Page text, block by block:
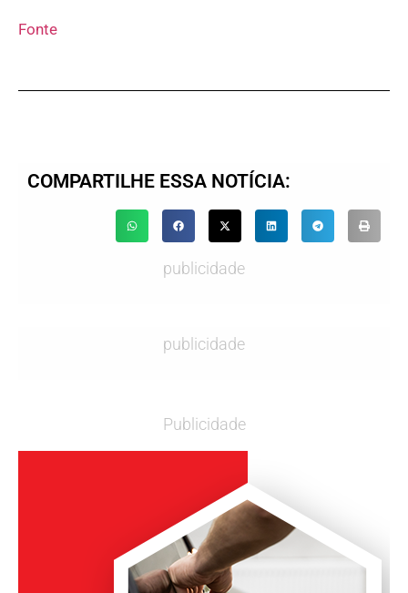
Fonte
COMPARTILHE ESSA NOTÍCIA:
publicidade
publicidade
Publicidade